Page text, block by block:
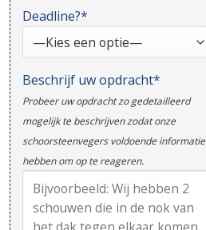
Deadline?*
Beschrijf uw opdracht*
Probeer uw opdracht zo gedetailleerd
mogelijk te beschrijven zodat onze
schoorsteenvegers voldoende informatie
hebben om op te reageren.